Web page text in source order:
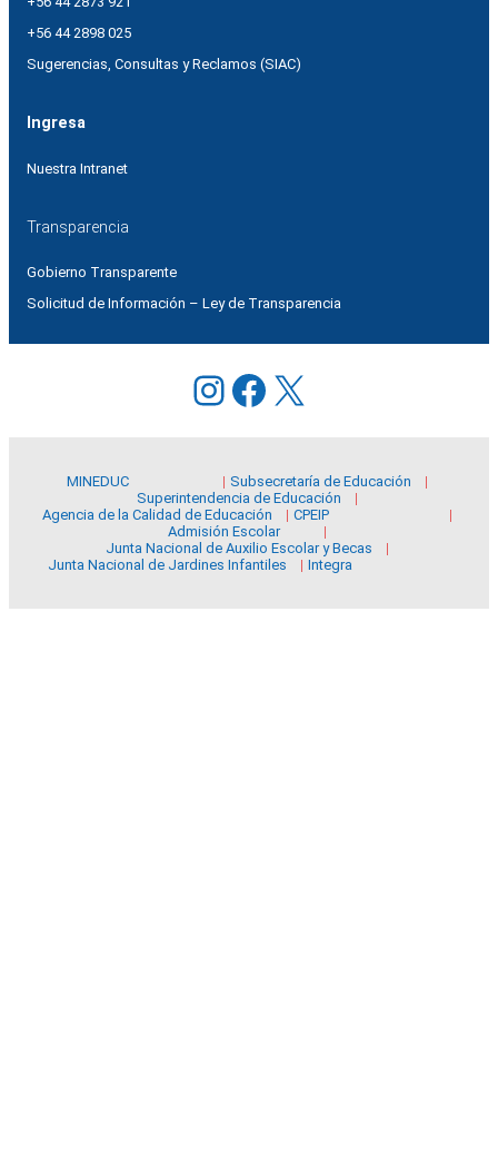
+56 44 2898 025
Sugerencias, Consultas y Reclamos (SIAC)
Ingresa
Nuestra Intranet
Transparencia
Gobierno Transparente
Solicitud de Información – Ley de Transparencia
Instagram
Facebook
X
MINEDUC
Subsecretaría de Educación
Superintendencia de Educación
Agencia de la Calidad de Educación
CPEIP
Admisión Escolar
Junta Nacional de Auxilio Escolar y Becas
Junta Nacional de Jardines Infantiles
Integra